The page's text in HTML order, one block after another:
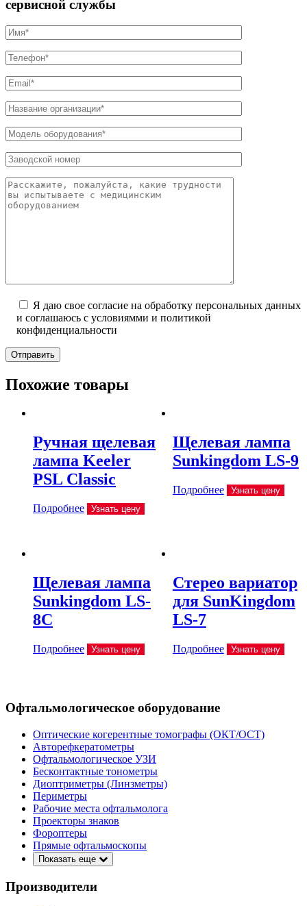
сервисной службы
Я даю свое согласие на обработку персональных данных
и соглашаюсь с условиямми и политикой
конфиденциальности
Отправить
Похожие товары
Ручная щелевая
лампа Keeler
PSL Classic
Подробнее Узнать цену
Щелевая лампа
Sunkingdom LS-9
Подробнее Узнать цену
Щелевая лампа
Sunkingdom LS-
8C
Подробнее Узнать цену
Стерео вариатор
для SunKingdom
LS-7
Подробнее Узнать цену
Офтальмологическое оборудование
Оптические когерентные томографы (ОКТ/ОСТ)
Авторефкератометры
Офтальмологическое УЗИ
Бесконтактные тонометры
Диоптриметры (Линзметры)
Периметры
Рабочие места офтальмолога
Проекторы знаков
Фороптеры
Прямые офтальмоскопы
Показать еще
Производители